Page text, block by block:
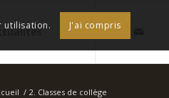
/ 2. Classes de collège
utilisation. J'ai compris